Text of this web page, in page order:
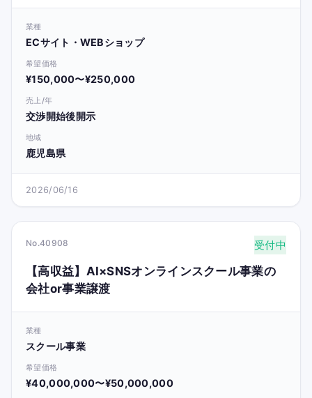
業種
ECサイト・WEBショップ
希望価格
¥150,000〜¥250,000
売上/年
交渉開始後開示
地域
鹿児島県
2026/06/16
No.40908 受付中
【高収益】AI×SNSオンラインスクール事業の
会社or事業譲渡
業種
スクール事業
希望価格
¥40,000,000〜¥50,000,000